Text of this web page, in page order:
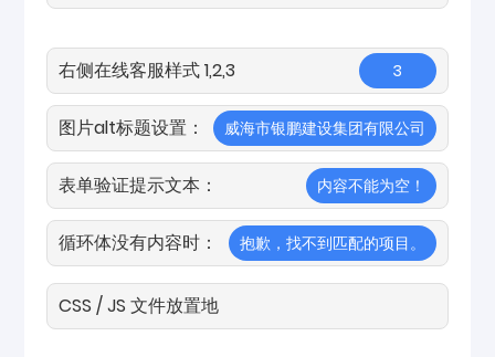
右侧在线客服样式 1,2,3 3
图片alt标题设置： 威海市银鹏建设集团有限公司
表单验证提示文本： 内容不能为空！
循环体没有内容时： 抱歉，找不到匹配的项目。
CSS / JS 文件放置地